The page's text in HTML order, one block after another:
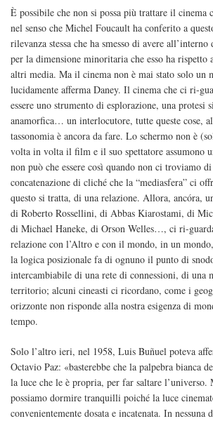
È possibile che non si possa più trattare il cinema
nel senso che Michel Foucault ha conferito a
rilevanza stessa che ha smesso di avere
per la dimensione minoritaria che esso ha rispetto
altri media. Ma il cinema non è mai stato solo un
lucidamente afferma Daney. Il cinema che ci ri-
essere uno strumento di esplorazione, una protesi
anamorfica… un interlocutore, tutte queste cose,
tassonomia è ancora da fare. Lo schermo non è
volta in volta il film e il suo spettatore assumono
non può che essere così quando non ci troviamo
concatenazione di cliché che la “mediasfera” ci
questo si tratta, di una relazione. Allora, ancóra,
di Roberto Rossellini, di Abbas Kiarostami, di
di Michael Haneke, di Orson Welles…, ci ri-
relazione con l’Altro e con il mondo, in un
la logica posizionale fa di ognuno il punto di
intercambiabile di una rete di connessioni, di una
territorio; alcuni cineasti ci ricordano, come i
orizzonte non risponde alla nostra esigenza di
tempo.
Solo l’altro ieri, nel 1958, Luis Buñuel poteva
Octavio Paz: «basterebbe che la palpebra bianca
la luce che le è propria, per far saltare
possiamo dormire tranquilli poiché la luce
convenientemente dosata e incatenata. In